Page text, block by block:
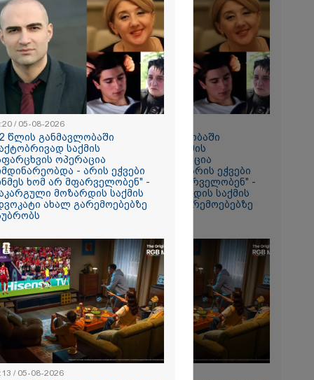
1305.10
თქვენი
-
"12 წლის განმავლობაში
ფაქტობრივად საქმის
ჩაფარცხვის ოპერაცია
მიმდინარეობდა - არის ეჭვები
ვინმეს ხომ არ მფარველობენ" -
დაკარგული მოზარდის საქმის
ადვოკატი ახალ გარემოებებზე
/ 05-08-2026
წლის განმავლობაში
საქმის
ოპერაცია
- არის ეჭვები
ხომ არ მფარველობენ" -
მოზარდის საქმის
ახალ გარემოებებზე
/ 05-08-2026